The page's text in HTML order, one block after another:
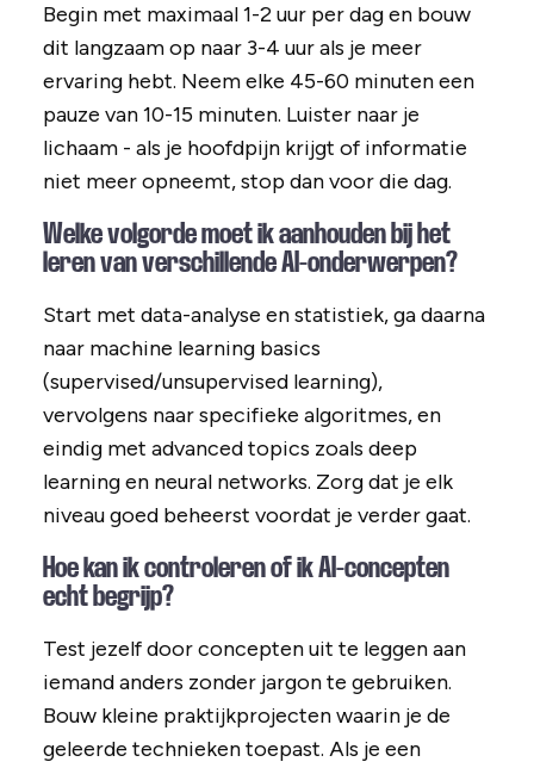
Begin met maximaal 1-2 uur per dag en bouw
dit langzaam op naar 3-4 uur als je meer
ervaring hebt. Neem elke 45-60 minuten een
pauze van 10-15 minuten. Luister naar je
lichaam - als je hoofdpijn krijgt of informatie
niet meer opneemt, stop dan voor die dag.
Welke volgorde moet ik aanhouden bij het
leren van verschillende AI-onderwerpen?
Start met data-analyse en statistiek, ga daarna
naar machine learning basics
(supervised/unsupervised learning),
vervolgens naar specifieke algoritmes, en
eindig met advanced topics zoals deep
learning en neural networks. Zorg dat je elk
niveau goed beheerst voordat je verder gaat.
Hoe kan ik controleren of ik AI-concepten
echt begrijp?
Test jezelf door concepten uit te leggen aan
iemand anders zonder jargon te gebruiken.
Bouw kleine praktijkprojecten waarin je de
geleerde technieken toepast. Als je een